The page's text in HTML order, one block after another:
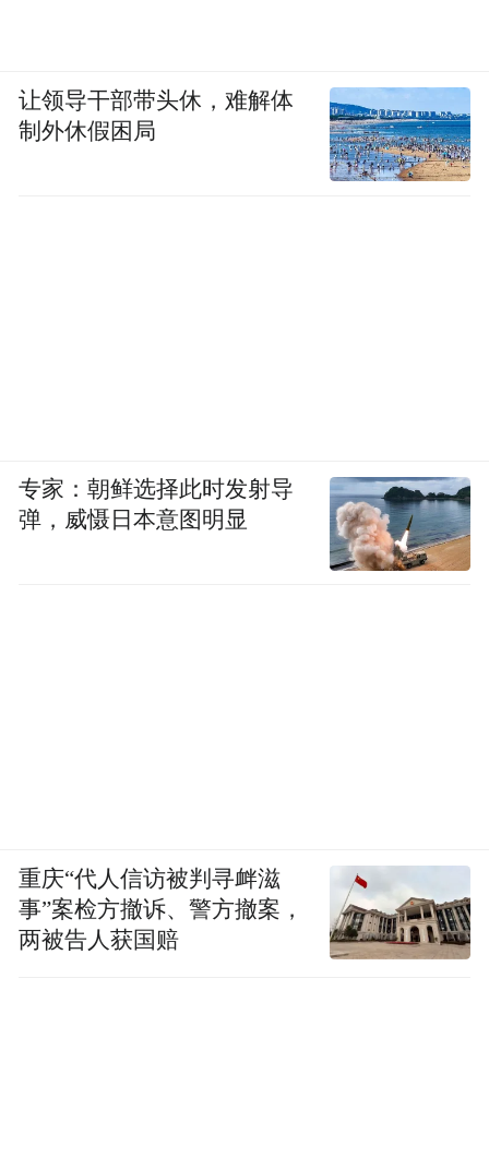
让领导干部带头休，难解体
制外休假困局
专家：朝鲜选择此时发射导
弹，威慑日本意图明显
重庆“代人信访被判寻衅滋
事”案检方撤诉、警方撤案，
两被告人获国赔